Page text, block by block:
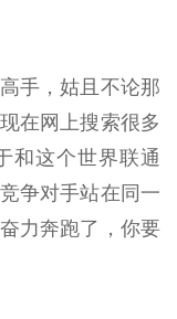
手，姑且不论那
在网上搜索很多
和这个世界联通
争对手站在同一
力奔跑了，你要